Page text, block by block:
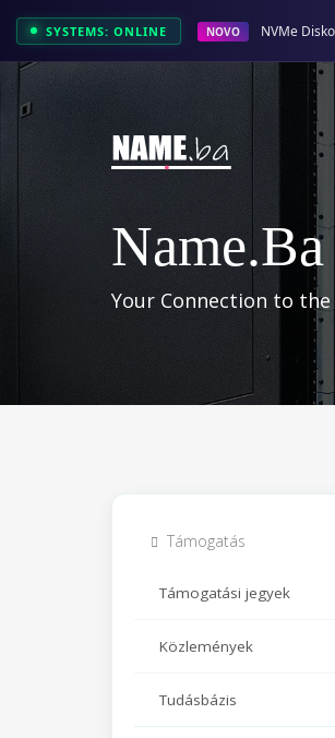
SYSTEMS: ONLINE NOVO NVMe
Name.ba
Your Connection to
Támogatás
Támogatási jegyek
Közlemények
Tudásbázis